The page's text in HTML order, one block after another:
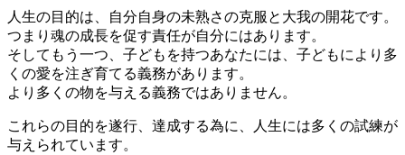
人生の目的は、自分自身の未熟さの克服と大我の開花です。
つまり魂の成長を促す責任が自分にはあります。
そしてもう一つ、子どもを持つあなたには、子どもにより多
くの愛を注ぎ育てる義務があります。
より多くの物を与える義務ではありません。
これらの目的を遂行、達成する為に、人生には多くの試練が
与えられています。